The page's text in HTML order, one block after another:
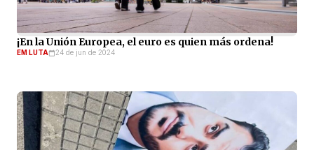
¡En la Unión Europea, el euro es quien más ordena!
EM LUTA 24 de jun de 2024